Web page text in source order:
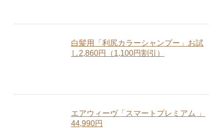
白髪用「利尻カラーシャンプー」お試
し2,860円（1,100円割引）
エアウィーヴ「スマートプレミアム 」
44,990円